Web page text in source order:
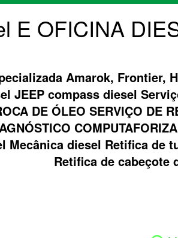
E OFICINA
Amarok, Frontier,
JEEP compass diesel
DE ÓLEO SERVIÇO DE
diesel Retifica de
Retifica de cabeçote